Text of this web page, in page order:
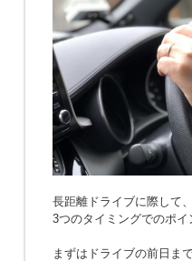
長距離ドライブに際して
3つのタイミングでのポイ
まずはドライブの前日まで